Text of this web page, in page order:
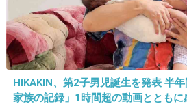
2012/12/13(木) 21:59:59
あたしも、今日誕生日(●´ω
HIKAKIN、第2子男児誕生を発表 半
家族の記録」1時間超の動画とともに